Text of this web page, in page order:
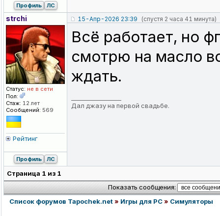
Профиль ЛС
strchi
Статус: не в сети
Пол:
Стаж: 12 лет
Сообщений: 569
Рейтинг
15-Апр-2026 23:39 (спустя 2 часа 41 минута)
Всё работает, но
смотрю на масло
ждать.
Дал джазу на первой свадьбе.
Профиль ЛС
Страница 1 из 1
Показать сообщения:
Список форумов Tapochek.net» Игры для PC» Симуляторы